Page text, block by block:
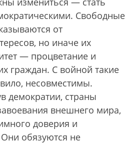
Свободные
от
но иначе их
— процветание и
граждан. С войной такие
несовместимы.
демократии, страны
внешнего мира,
доверия и
обязуются не